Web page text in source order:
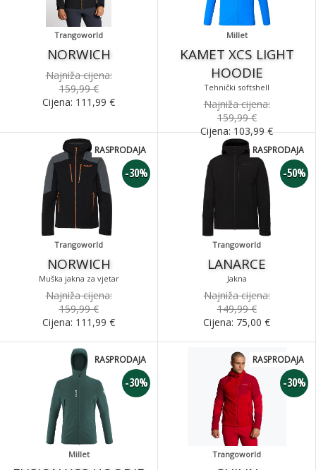
Trangoworld
NORWICH
Najniža cijena:
159,99 €
Cijena: 111,99 €
Millet
KAMET XCS LIGHT
HOODIE
Tehnički softshell
Najniža cijena:
159,99 €
Cijena:103,99€
Trangoworld
NORWICH
Muška jakna za vjetar
-30%
RASPRODAJA
Najniža cijena:
159,99 €
Cijena: 111,99 €
Trangoworld
LANARCE
Jakna
-50%
RASPRODAJA
Najniža cijena:
149,99 €
Cijena: 75,00 €
Millet
-30%
RASPRODAJA
Trangoworld
-30%
RASPRODAJA